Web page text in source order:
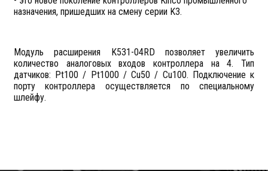
назначения, пришедших на смену серии K3.
Модуль расширения K531-04RD позволяет увеличить
количество аналоговых входов контроллера на 4. Тип
датчиков: Pt100 / Pt1000 / Cu50 / Cu100. Подключение к
порту контроллера осуществляется по специальному
шлейфу.